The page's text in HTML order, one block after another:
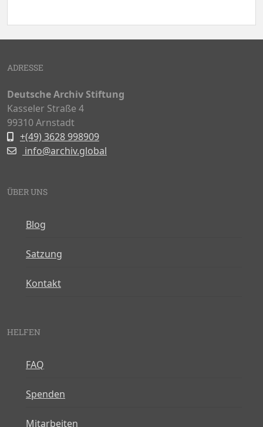
ADRESSE
Deutsche Archiv Stiftung
Kasseler Straße 4
99310 Arnstadt
+(49) 3628 998909
info@archiv.global
ÜBER UNS
Blog
Satzung
Kontakt
HELFEN
FAQ
Spenden
Mitarbeiten